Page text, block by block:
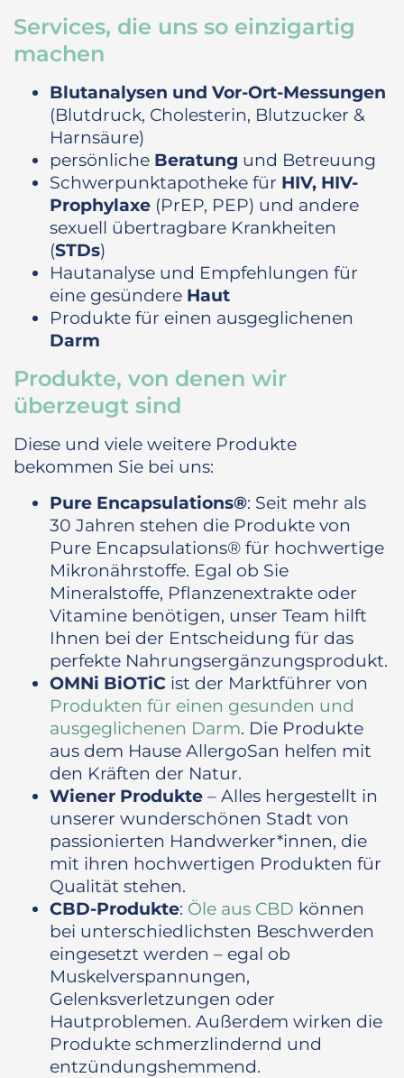
Services, die uns so einzigartig
machen
Blutanalysen und Vor-Ort-Messungen
(Blutdruck, Cholesterin, Blutzucker &
Harnsäure)
persönliche Beratung und Betreuung
Schwerpunktapotheke für HIV, HIV-
Prophylaxe (PrEP, PEP) und andere
sexuell übertragbare Krankheiten
(STDs)
Hautanalyse und Empfehlungen für
eine gesündere Haut
Produkte für einen ausgeglichenen
Darm
Produkte, von denen wir
überzeugt sind
Diese und viele weitere Produkte
bekommen Sie bei uns:
Pure Encapsulations®: Seit mehr als
30 Jahren stehen die Produkte von
Pure Encapsulations® für hochwertige
Mikronährstoffe. Egal ob Sie
Mineralstoffe, Pflanzenextrakte oder
Vitamine benötigen, unser Team hilft
Ihnen bei der Entscheidung für das
perfekte Nahrungsergänzungsprodukt.
OMNi BiOTiC ist der Marktführer von
Produkten für einen gesunden und
ausgeglichenen Darm. Die Produkte
aus dem Hause AllergoSan helfen mit
den Kräften der Natur.
Wiener Produkte – Alles hergestellt in
unserer wunderschönen Stadt von
passionierten Handwerker*innen, die
mit ihren hochwertigen Produkten für
Qualität stehen.
CBD-Produkte: Öle aus CBD können
bei unterschiedlichsten Beschwerden
eingesetzt werden – egal ob
Muskelverspannungen,
Gelenksverletzungen oder
Hautproblemen. Außerdem wirken die
Produkte schmerzlindernd und
entzündungshemmend.